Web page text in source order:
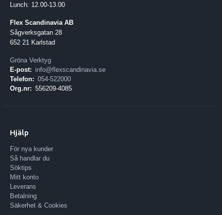
Lunch: 12.00-13.00
Flex Scandinavia AB
Sågverksgatan 28
652 21 Karlstad
Gröna Verktyg
E-post: info@flexscandinavia.se
Telefon: 054-522000
Org.nr: 556209-4085
Hjälp
För nya kunder
Så handlar du
Söktips
Mitt konto
Leverans
Betalning
Säkerhet & Cookies